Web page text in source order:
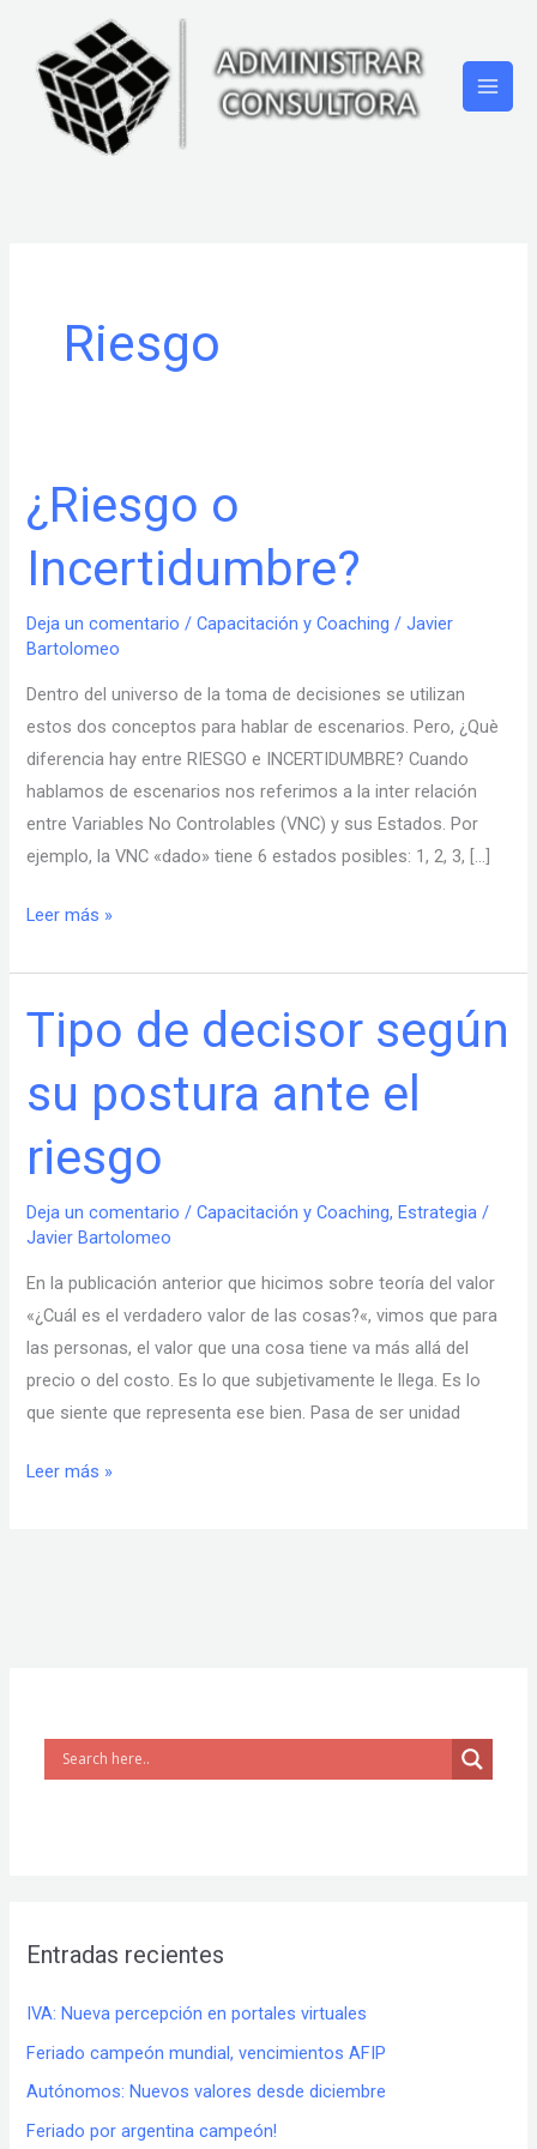
contenido
Riesgo
¿Riesgo o
Incertidumbre?
Deja un comentario /Capacitación y Coaching /Javier
Bartolomeo
Dentro del universo de la toma de decisiones se utilizan
estos dos conceptos para hablar de escenarios. Pero, ¿Què
diferencia hay entre RIESGO e INCERTIDUMBRE? Cuando
hablamos de escenarios nos referimos a la inter relación
entre Variables No Controlables (VNC) y sus Estados. Por
ejemplo, la VNC «dado» tiene 6 estados posibles: 1, 2, 3, […]
¿Riesgo
o
Incertidumbre?
Leer más »
Tipo de decisor según
su postura ante el
riesgo
Deja un comentario /Capacitación y Coaching,Estrategia /
Javier Bartolomeo
En la publicación anterior que hicimos sobre teoría del valor
«¿Cuál es el verdadero valor de las cosas?«, vimos que para
las personas, el valor que una cosa tiene va más allá del
precio o del costo. Es lo que subjetivamente le llega. Es lo
que siente que representa ese bien. Pasa de ser unidad
Tipo
de
según
su
postura
ante
el
riesgo
Leer más »
Entradas recientes
IVA: Nueva percepción en portales virtuales
Feriado campeón mundial, vencimientos AFIP
Autónomos: Nuevos valores desde diciembre
Feriado por argentina campeón!